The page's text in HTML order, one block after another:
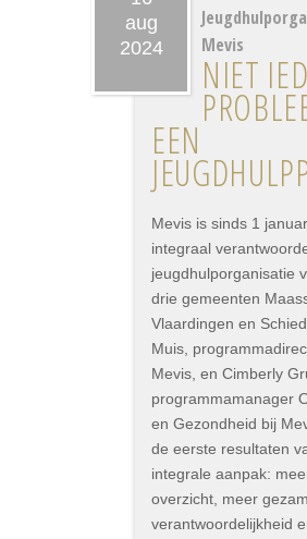
aug
2024
Mevis
NIET
EEN
Mevis is sinds 1
integraal
jeugdhulporganisatie
drie gemeenten
Vlaardingen en
Muis,
Mevis, en Cimberly
programmamanager
en Gezondheid bij
de eerste resultaten
integrale aanpak:
overzicht, meer
verantwoordelijkheid